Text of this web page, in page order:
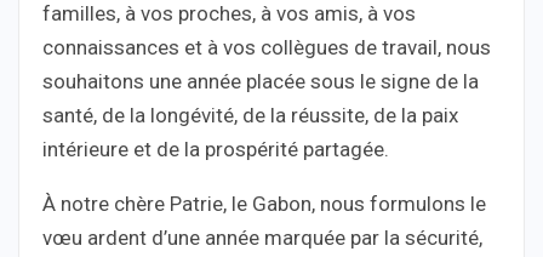
familles, à vos proches, à vos amis, à vos
connaissances et à vos collègues de travail, nous
souhaitons une année placée sous le signe de la
santé, de la longévité, de la réussite, de la paix
intérieure et de la prospérité partagée.
À notre chère Patrie, le Gabon, nous formulons le
vœu ardent d’une année marquée par la sécurité,